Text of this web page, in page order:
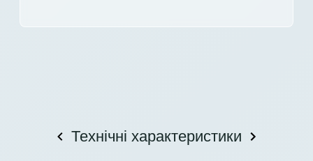
Технічні характеристики